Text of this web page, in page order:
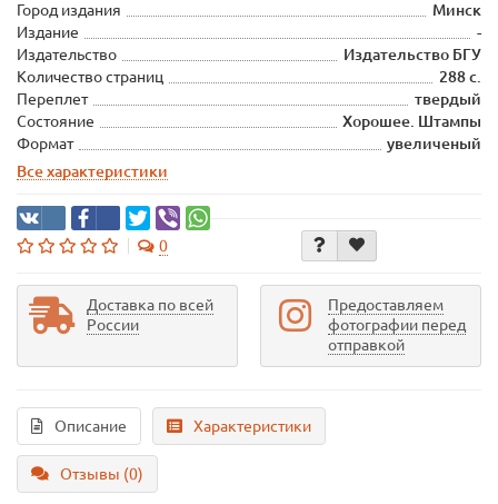
Город издания
Минск
Издание
-
Издательство
Издательство БГУ
Количество страниц
288 с.
Переплет
твердый
Состояние
Хорошее. Штампы
Формат
увеличеный
Все характеристики
0
Доставка по всей
России
Предоставляем
фотографии перед
отправкой
Описание Характеристики
Отзывы (0)